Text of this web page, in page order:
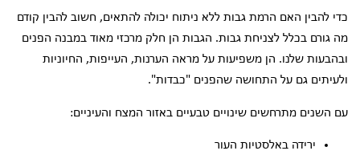
כדי להבין האם הרמת גבות ללא ניתוח יכולה להתאים, חשוב להבין קודם
מה גורם בכלל לצניחת גבות. הגבות הן חלק מרכזי מאוד במבנה הפנים
ובהבעות שלנו. הן משפיעות על מראה הערנות, העייפות, החיוניות
ולעיתים גם על התחושה שהפנים "כבדות".
עם השנים מתרחשים שינויים טבעיים באזור המצח והעיניים:
ירידה באלסטיות העור